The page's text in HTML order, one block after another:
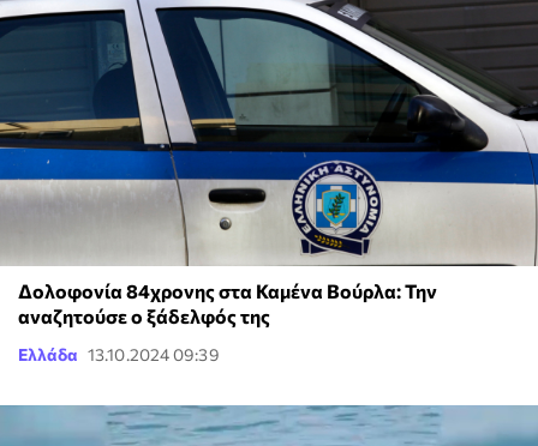
Δολοφονία 84χρονης στα Καμένα Βούρλα: Την
αναζητούσε ο ξάδελφός της
Ελλάδα 13.10.2024 09:39